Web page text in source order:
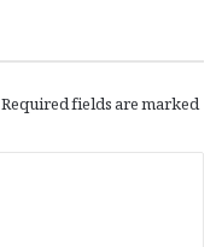
Required fields are marked